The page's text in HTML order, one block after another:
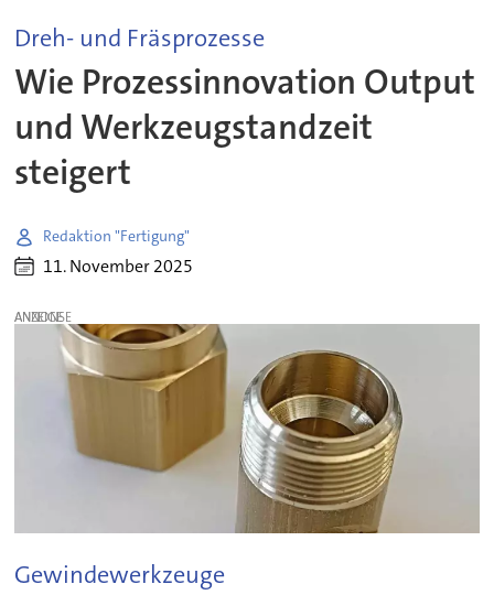
Dreh- und Fräsprozesse
Wie Prozessinnovation Output
und Werkzeugstandzeit
steigert
Redaktion "Fertigung"
11. November 2025
ANZEIGE
Gewindewerkzeuge